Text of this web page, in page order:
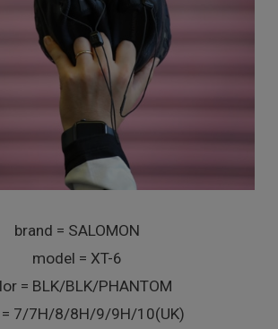
brand = SALOMON
model = XT-6
= BLK/BLK/PHANTOM
7/7H/8/8H/9/9H/10(UK)